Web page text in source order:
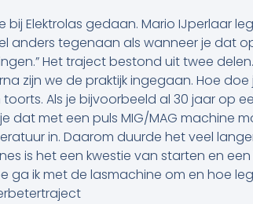
Elektrolas gedaan. Mario IJperlaar
anders tegenaan als wanneer je dat
Het traject bestond uit twee
zijn we de praktijk ingegaan. Hoe
Als je bijvoorbeeld al 30 jaar op
dat met een puls MIG/MAG machine
in. Daarom duurde het veel
is het een kwestie van starten en
ik met de lasmachine om en hoe